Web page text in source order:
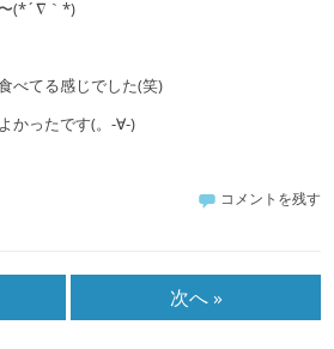
(*´∇｀*)
べてる感じでした(笑)
かったです(。-∀-)
コメントを残す
次へ »